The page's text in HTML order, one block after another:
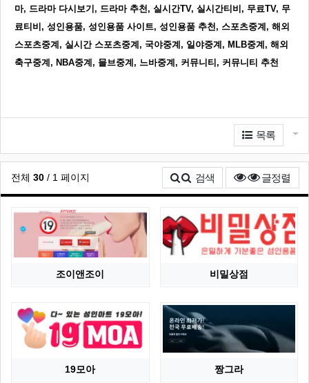
마, 드라마 다시보기, 드라마 추천, 실시간TV, 실시간티비, 무료TV, 무
료티비, 성인용품, 성인용품 사이트, 성인용품 추천, 스포츠중계, 해외
스포츠중계, 실시간 스포츠중계, 국야중계, 일야중계, MLB중계, 해외
축구중계, NBA중계, 믈브중계, 느바중계, 커뮤니티, 커뮤니티 추천
목록 게
전체 30 / 1 페이지 검색 글정렬
조이앤조이 비밀상점
19모아 짱그라